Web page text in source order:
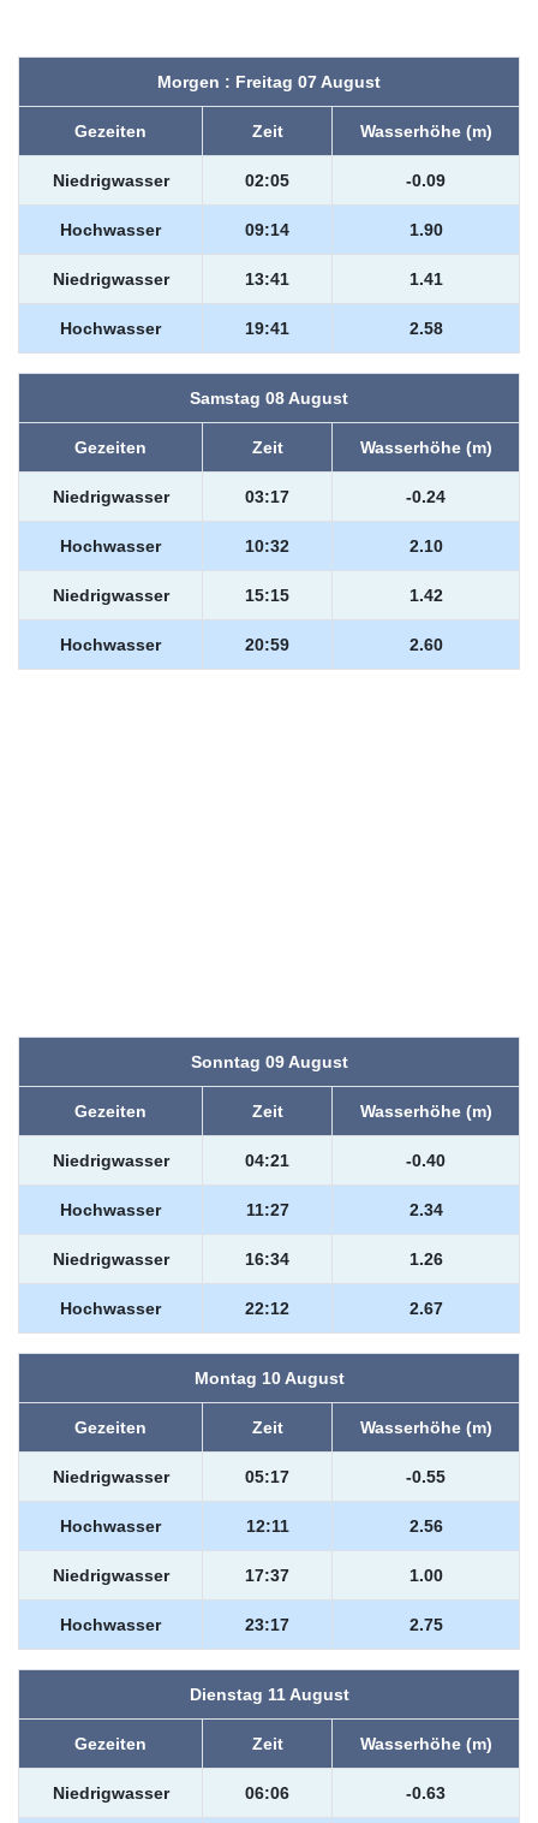
Morgen : Freitag 07 August
Gezeiten Zeit Wasserhöhe (m)
Niedrigwasser 02:05 -0.09
Hochwasser 09:14 1.90
Niedrigwasser 13:41 1.41
Hochwasser 19:41 2.58
Samstag 08 August
Gezeiten Zeit Wasserhöhe (m)
Niedrigwasser 03:17 -0.24
Hochwasser 10:32 2.10
Niedrigwasser 15:15 1.42
Hochwasser 20:59 2.60
Sonntag 09 August
Gezeiten Zeit Wasserhöhe (m)
Niedrigwasser 04:21 -0.40
Hochwasser 11:27 2.34
Niedrigwasser 16:34 1.26
Hochwasser 22:12 2.67
Montag 10 August
Gezeiten Zeit Wasserhöhe (m)
Niedrigwasser 05:17 -0.55
Hochwasser 12:11 2.56
Niedrigwasser 17:37 1.00
Hochwasser 23:17 2.75
Dienstag 11 August
Gezeiten Zeit Wasserhöhe (m)
Niedrigwasser 06:06 -0.63